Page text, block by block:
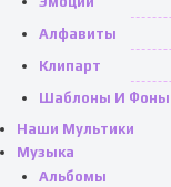
Алфавиты
Клипарт
Шаблоны И Фоны
Наши Мультики
Музыка
Альбомы